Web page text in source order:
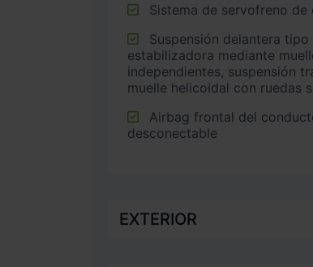
Sistema de servofreno de
estabilizadora mediante
independientes, suspensión
muelle helicoidal con ruedas
desconectable
EXTERIOR